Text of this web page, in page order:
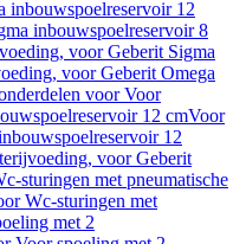
inbouwspoelreservoir 12
inbouwspoelreservoir 8
voor Geberit Sigma
voor Geberit Omega
voor Voor
12 cmVoor
12
voor Geberit
sturingen met pneumatische
Wc-sturingen met
met 2